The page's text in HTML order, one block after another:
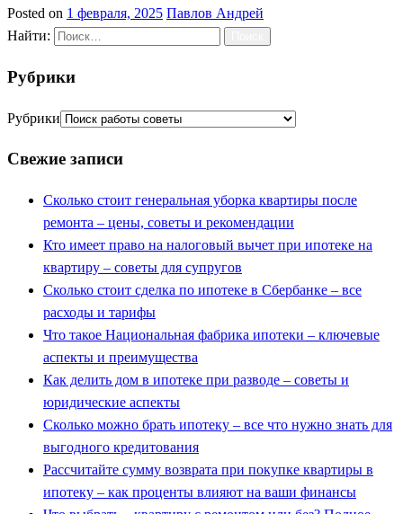
Posted on 1 февраля, 2025 Павлов Андрей
Найти:
Рубрики
Рубрики
Свежие записи
Сколько стоит генеральная уборка квартиры после
ремонта – цены, советы и рекомендации
Кто имеет право на налоговый вычет при ипотеке на
квартиру – советы для супругов
Сколько стоит сделка по ипотеке в Сбербанке – все
расходы и тарифы
Что такое Национальная фабрика ипотеки – ключевые
аспекты и преимущества
Как делить дом в ипотеке при разводе – советы и
юридические аспекты
Сколько можно брать ипотеку – все что нужно знать для
выгодного кредитования
Рассчитайте сумму возврата при покупке квартиры в
ипотеку – как проценты влияют на ваши финансы